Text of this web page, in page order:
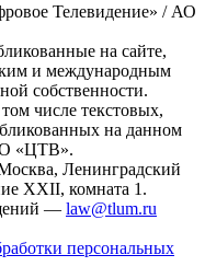
Телевидение» / АО
на сайте,
и международным
собственности.
числе текстовых,
на данном
«ЦТВ».
Ленинградский
XXII, комната 1.
— law@tlum.ru
персональных